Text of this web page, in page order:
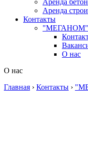
Аренда
Аренда
Контакты
"МЕГАНОМ"
О нас
О нас
Главная › Контакты ›